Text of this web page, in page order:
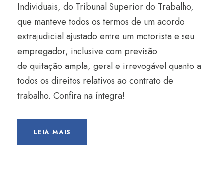
Individuais, do Tribunal Superior do Trabalho,
que manteve todos os termos de um acordo
extrajudicial ajustado entre um motorista e seu
empregador, inclusive com previsão
de quitação ampla, geral e irrevogável quanto a
todos os direitos relativos ao contrato de
trabalho. Confira na íntegra!
LEIA MAIS